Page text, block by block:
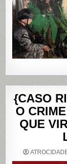
{CASO
O
QUE